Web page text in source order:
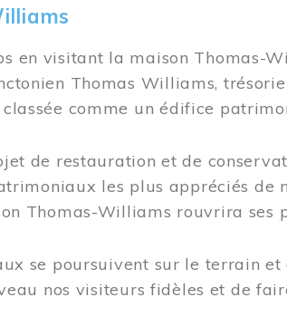
en visitant la maison Thomas-
Thomas Williams,
comme un édifice
de restauration et de
les plus appréciés de
Thomas-Williams rouvrira ses
se poursuivent sur le terrain et
nos visiteurs fidèles et de